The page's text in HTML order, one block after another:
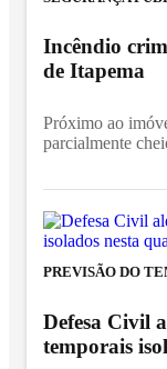
Incêndio
de Itapema
Próximo ao
parcialmente
PREVISÃO DO
Defesa Civil
temporais